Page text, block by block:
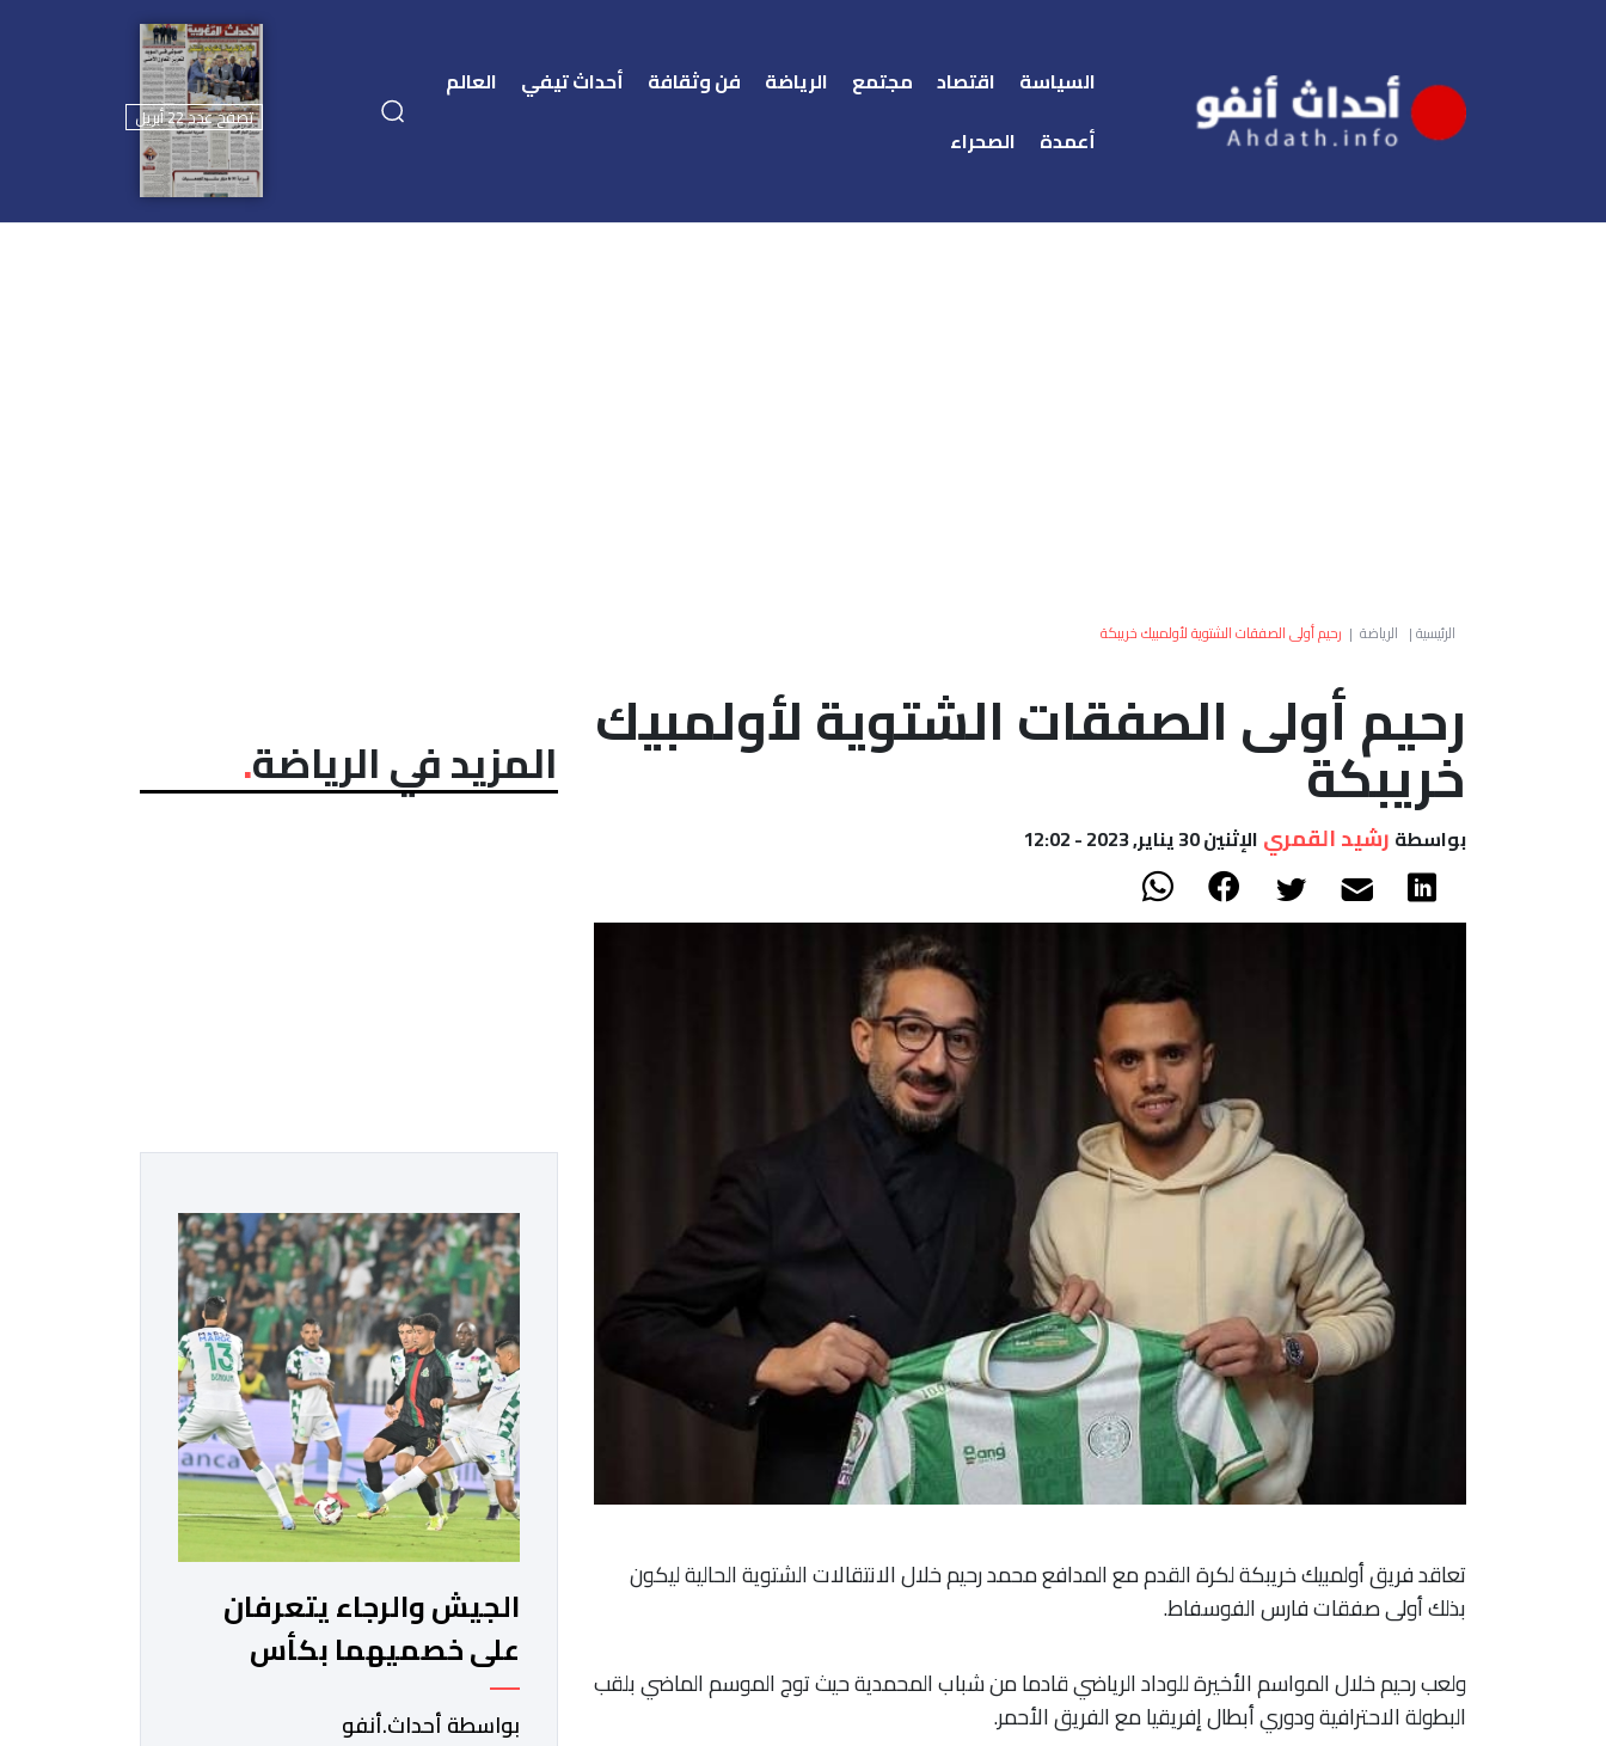
السياسة اقتصاد مجتمع الرياضة فن وثقافة أحداث تيفي
العالم
أعمدة
الصحراء
تصفح عدد 22 أبريل
الرئيسية| الرياضة | رحيم أولى الصفقات الشتوية لأولمبيك خريبكة
رحيم أولى الصفقات الشتوية لأولمبيك
خريبكة
بواسطة رشيد القمري الإثنين 30 يناير, 2023 - 12:02
تعاقد فريق أولمبيك خريبكة لكرة القدم مع المدافع محمد رحيم خلال الانتقالات الشتوية الحالية ليكون
بذلك أولى صفقات فارس الفوسفاط.
ولعب رحيم خلال المواسم الأخيرة للوداد الرياضي قادما من شباب المحمدية حيث توج الموسم الماضي بلقب
البطولة الاحترافية ودوري أبطال إفريقيا مع الفريق الأحمر.
المزيد في الرياضة
الجيش والرجاء يتعرفان
على خصميهما بكأس
الكاف
بواسطة أحداث.أنفو